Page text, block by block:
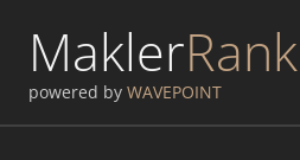
MaklerRank
powered by WAVEPOINT